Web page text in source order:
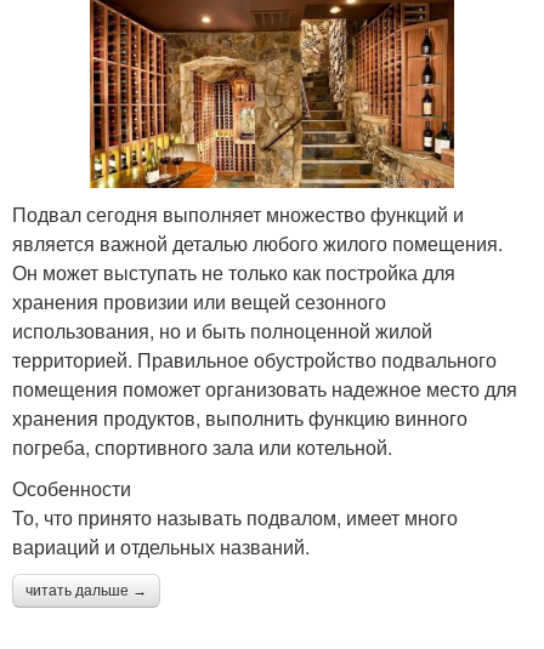
Подвал сегодня выполняет множество функций и
является важной деталью любого жилого помещения.
Он может выступать не только как постройка для
хранения провизии или вещей сезонного
использования, но и быть полноценной жилой
территорией. Правильное обустройство подвального
помещения поможет организовать надежное место для
хранения продуктов, выполнить функцию винного
погреба, спортивного зала или котельной.
Особенности
То, что принято называть подвалом, имеет много
вариаций и отдельных названий.
читать дальше →